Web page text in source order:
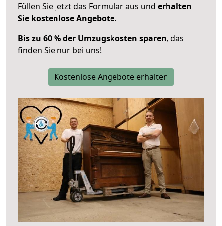
Füllen Sie jetzt das Formular aus und erhalten
Sie kostenlose Angebote.
Bis zu 60 % der Umzugskosten sparen, das
finden Sie nur bei uns!
Kostenlose Angebote erhalten